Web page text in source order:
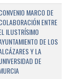
MARCO DE
ENTRE
ILUSTRÍSIMO
DE LOS
Y LA
DE